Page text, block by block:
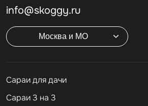
info@skoggy.ru
Москва и МО
Cараи для дачи
Сараи 3 на 3